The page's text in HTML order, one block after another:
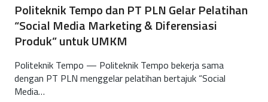
Politeknik Tempo dan PT PLN Gelar Pelatihan
“Social Media Marketing & Diferensiasi
Produk” untuk UMKM
Politeknik Tempo — Politeknik Tempo bekerja sama
dengan PT PLN menggelar pelatihan bertajuk “Social
Media…